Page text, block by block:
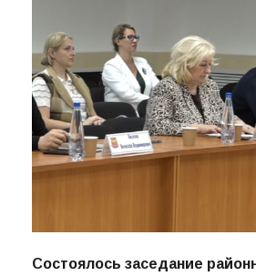
Состоялось заседание